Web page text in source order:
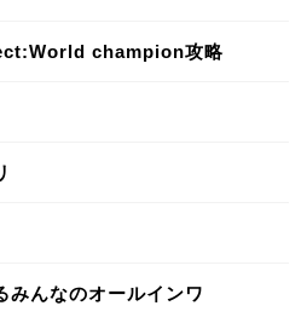
champion攻略
んなのオールインワ